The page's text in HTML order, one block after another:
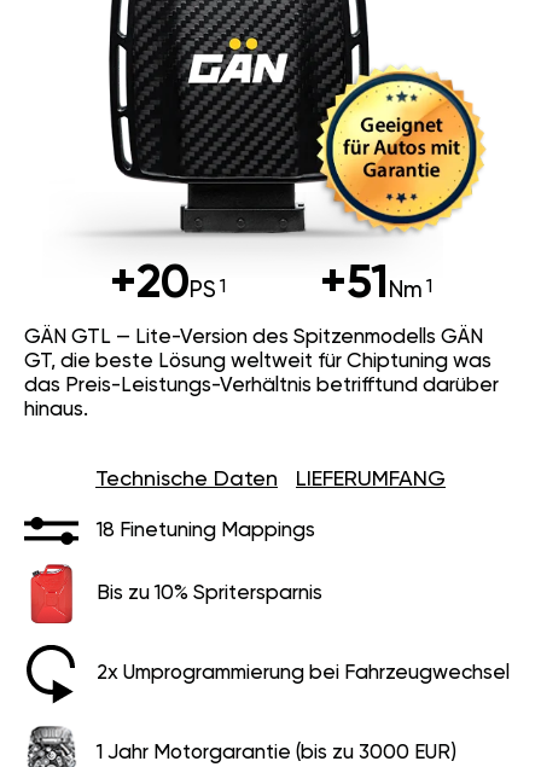
+20PS +51 Nm
GÄN GTL — Lite-Version des Spitzenmodells GÄN
GT, die beste Lösung weltweit für Chiptuning was
das Preis-Leistungs-Verhältnis betrifftund darüber
hinaus.
Technische Daten LIEFERUMFANG
18 Finetuning Mappings
Bis zu 10% Spritersparnis
2x Umprogrammierung bei Fahrzeugwechsel
1 Jahr Motorgarantie (bis zu 3000 EUR)